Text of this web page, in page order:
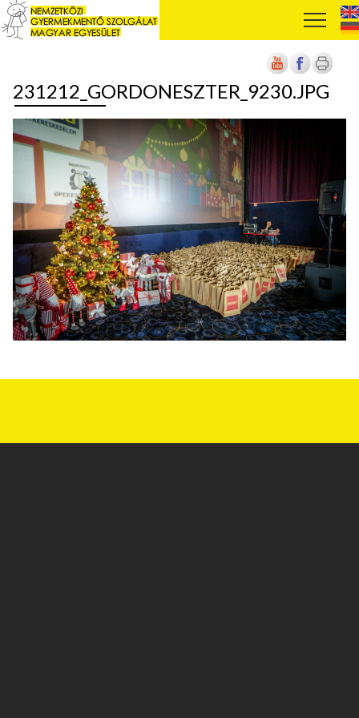
231212_GORDONESZTER_9230.JPG